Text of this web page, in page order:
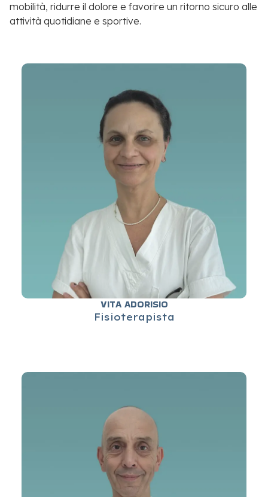
mobilità, ridurre il dolore e favorire un ritorno sicuro alle
attività quotidiane e sportive.
VITA ADORISIO
Fisioterapista